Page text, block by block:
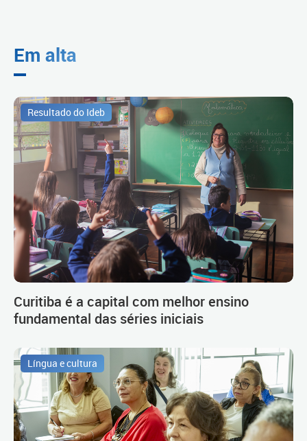
Em alta
Resultado do Ideb
Curitiba é a capital com melhor ensino
fundamental das séries iniciais
Língua e cultura